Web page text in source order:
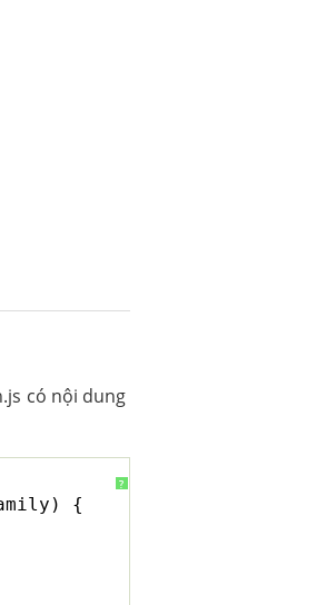
có nội dung
?
{